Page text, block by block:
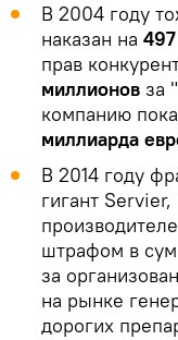
В 2004 году
наказан на
прав
миллионов за
компанию
миллиарда
В 2014 году
гигант
штрафом в
за
на рынке
дорогих